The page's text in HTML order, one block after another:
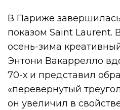
В Париже
показом Saint Laurent.
осень-зима
Энтони Вакаррелло
70-х и представил
«перевернутый
он увеличил в